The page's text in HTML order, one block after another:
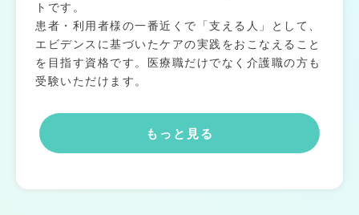
トです。
患者・利用者様の一番近くで「支える人」として、
エビデンスに基づいたケアの実践をおこなえること
を目指す資格です。医療職だけでなく介護職の方も
受験いただけます。
もっと見る